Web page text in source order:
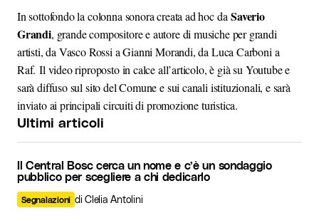
In sottofondo la colonna sonora creata ad hoc daSaverio
Grandi, grande compositore e autore di musiche per grandi
artisti, da Vasco Rossi a Gianni Morandi, da Luca Carboni a
Raf. Il video riproposto in calce all’articolo, è già su Youtube e
sarà diffuso sul sito del Comune e sui canali istituzionali, e sarà
inviato ai principali circuiti di promozione turistica.
Ultimi articoli
Il Central Bosc cerca un nome e c’è un sondaggio
pubblico per scegliere a chi dedicarlo
Segnalazioni di Clelia Antolini